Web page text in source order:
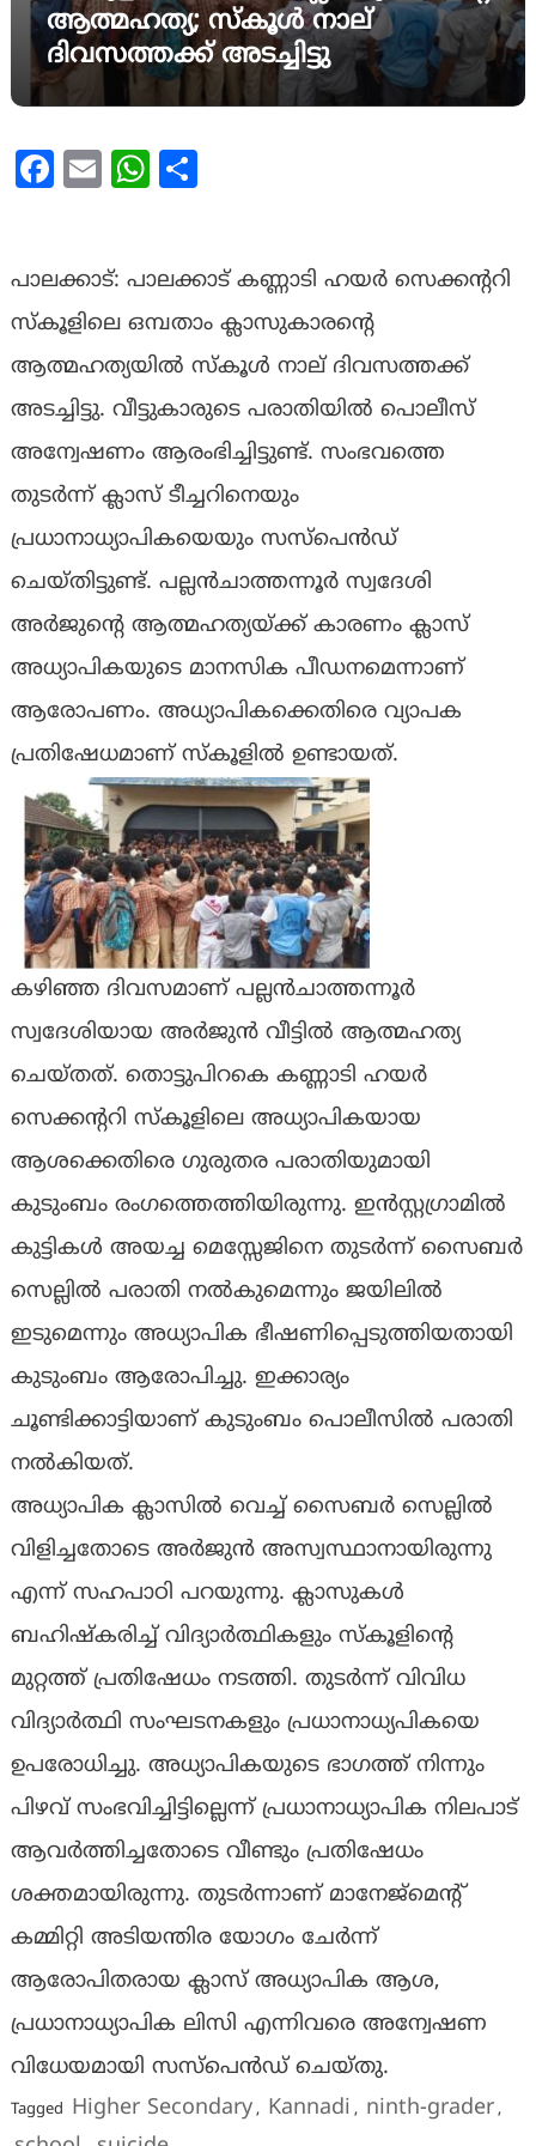
ആത്മഹത്യ; സ്കൂൾ നാല്
ദിവസത്തക്ക് അടച്ചിട്ടു
Facebook
Email WhatsApp
പാലക്കാട്: പാലക്കാട് കണ്ണാടി ഹയർ സെക്കൻ്ററി
സ്കൂളിലെ ഒമ്പതാം ക്ലാസുകാരൻ്റെ
ആത്മഹത്യയിൽ സ്കൂൾ നാല് ദിവസത്തക്ക്
അടച്ചിട്ടു. വീട്ടുകാരുടെ പരാതിയിൽ പൊലീസ്
അന്വേഷണം ആരംഭിച്ചിട്ടുണ്ട്. സംഭവത്തെ
തുടർന്ന് ക്ലാസ് ടീച്ചറിനെയും
പ്രധാനാധ്യാപികയെയും സസ്പെൻഡ്
ചെയ്തിട്ടുണ്ട്. പല്ലൻചാത്തന്നൂർ സ്വദേശി
അർജുൻ്റെ ആത്മഹത്യയ്ക്ക് കാരണം ക്ലാസ്
അധ്യാപികയുടെ മാനസിക പീഡനമെന്നാണ്
ആരോപണം. അധ്യാപികക്കെതിരെ വ്യാപക
പ്രതിഷേധമാണ് സ്കൂളിൽ ഉണ്ടായത്.
കഴിഞ്ഞ ദിവസമാണ് പല്ലൻചാത്തന്നൂർ
സ്വദേശിയായ അർജുൻ വീട്ടിൽ ആത്മഹത്യ
ചെയ്തത്. തൊട്ടുപിറകെ കണ്ണാടി ഹയർ
സെക്കൻ്ററി സ്കൂളിലെ അധ്യാപികയായ
ആശക്കെതിരെ ഗുരുതര പരാതിയുമായി
കുടുംബം രംഗത്തെത്തിയിരുന്നു. ഇൻസ്റ്റഗ്രാമിൽ
കുട്ടികൾ അയച്ച മെസ്സേജിനെ തുടർന്ന് സൈബർ
സെല്ലിൽ പരാതി നൽകുമെന്നും ജയിലിൽ
ഇടുമെന്നും അധ്യാപിക ഭീഷണിപ്പെടുത്തിയതായി
കുടുംബം ആരോപിച്ചു. ഇക്കാര്യം
ചൂണ്ടിക്കാട്ടിയാണ് കുടുംബം പൊലീസിൽ പരാതി
നൽകിയത്.
അധ്യാപിക ക്ലാസിൽ വെച്ച് സൈബർ സെല്ലിൽ
വിളിച്ചതോടെ അർജുൻ അസ്വസ്ഥാനായിരുന്നു
എന്ന് സഹപാഠി പറയുന്നു. ക്ലാസുകൾ
ബഹിഷ്കരിച്ച് വിദ്യാർത്ഥികളും സ്കൂളിൻ്റെ
മുറ്റത്ത് പ്രതിഷേധം നടത്തി. തുടർന്ന് വിവിധ
വിദ്യാർത്ഥി സംഘടനകളും പ്രധാനാധ്യപികയെ
ഉപരോധിച്ചു. അധ്യാപികയുടെ ഭാഗത്ത് നിന്നും
പിഴവ് സംഭവിച്ചിട്ടില്ലെന്ന് പ്രധാനാധ്യാപിക നിലപാട്
ആവർത്തിച്ചതോടെ വീണ്ടും പ്രതിഷേധം
ശക്തമായിരുന്നു. തുടർന്നാണ് മാനേജ്മെൻ്റ്
കമ്മിറ്റി അടിയന്തിര യോഗം ചേർന്ന്
ആരോപിതരായ ക്ലാസ് അധ്യാപിക ആശ,
പ്രധാനാധ്യാപിക ലിസി എന്നിവരെ അന്വേഷണ
വിധേയമായി സസ്പെൻഡ് ചെയ്തു.
Tagged Higher Secondary, Kannadi , ninth-grader,